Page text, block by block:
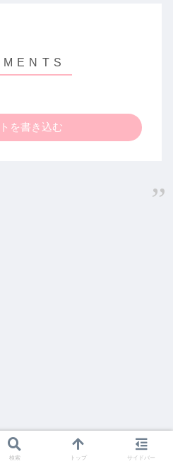
を書き込む
検索 トップ サイドバー